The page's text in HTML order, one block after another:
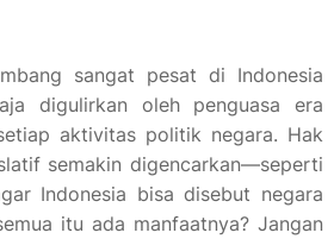
sangat pesat di Indonesia
digulirkan oleh penguasa era
aktivitas politik negara. Hak
semakin digencarkan—seperti
Indonesia bisa disebut negara
itu ada manfaatnya? Jangan